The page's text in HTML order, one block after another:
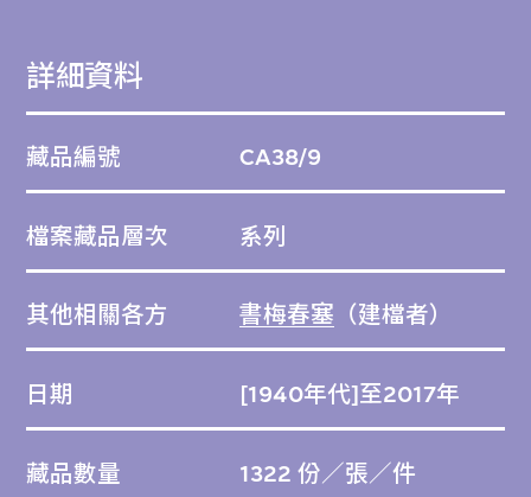
詳細資料
藏品編號 CA38/9
檔案藏品層次 系列
其他相關各方 書梅春塞 （建檔者）
日期 [1940年代]至2017年
藏品數量 1322 份／張／件